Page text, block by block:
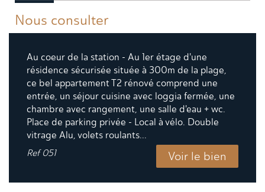
Nous consulter
Au coeur de la station - Au 1er étage d'une
résidence sécurisée située à 300m de la plage,
ce bel appartement T2 rénové comprend une
entrée, un séjour cuisine avec loggia fermée, une
chambre avec rangement, une salle d'eau + wc.
Place de parking privée - Local à vélo. Double
vitrage Alu, volets roulants...
Ref051 Voir le bien